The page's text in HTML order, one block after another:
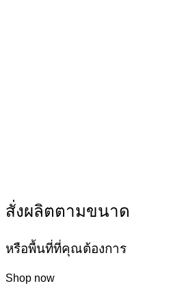
สั่งผลิตตามขนาด
หรือพื้นที่ที่คุณต้องการ
Shop now